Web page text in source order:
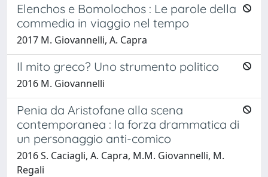
Elenchos e Bomolochos : Le parole della
commedia in viaggio nel tempo
2017 M. Giovannelli, A. Capra
Il mito greco? Uno strumento politico
2016 M. Giovannelli
Penia da Aristofane alla scena
contemporanea : la forza drammatica di
un personaggio anti-comico
2016 S. Caciagli, A. Capra, M.M. Giovannelli, M.
Regali